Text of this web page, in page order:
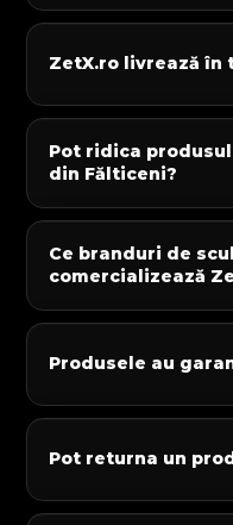
ZetX.ro livrează în
Pot ridica
din Fălticeni?
Ce branduri de
comercializează
Produsele au
Pot returna un